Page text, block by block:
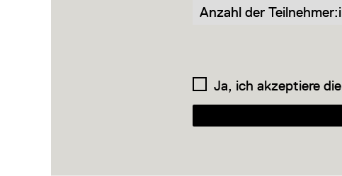
Ja, ich akzeptiere die